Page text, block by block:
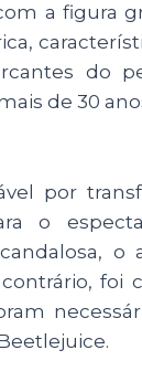
a figura
do
de 30
por
o
o
foi